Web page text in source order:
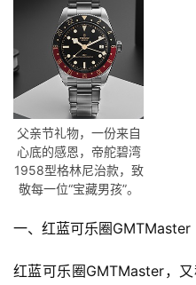
父亲节礼物，一份来自
心底的感恩，帝舵碧湾
1958型格林尼治款，致
敬每一位“宝藏男孩”。
一、红蓝可乐圈GMTMaster
红蓝可乐圈GMTMaster，又